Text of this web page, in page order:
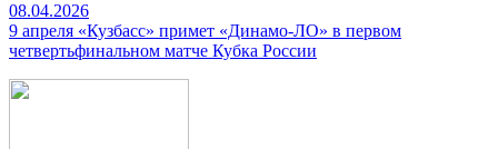
08.04.2026
9 апреля «Кузбасс» примет «Динамо-ЛО» в первом
четвертьфинальном матче Кубка России